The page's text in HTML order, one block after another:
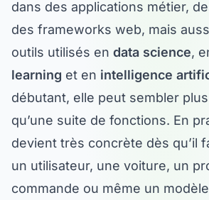
dans des applications métier,
des frameworks web, mais
outils utilisés en data science,
learning et en intelligence
débutant, elle peut sembler
qu’une suite de fonctions. En
devient très concrète dès qu’il
un utilisateur, une voiture, un
commande ou même un